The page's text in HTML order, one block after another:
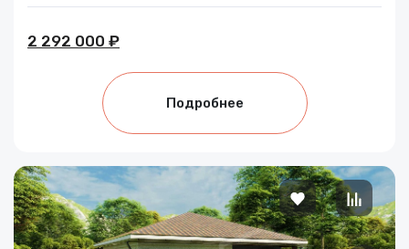
2 292 000 ₽
Подробнее